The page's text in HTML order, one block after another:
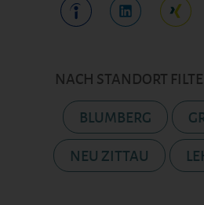
NACH STANDORT
BLUMBERG
NEU ZITTAU